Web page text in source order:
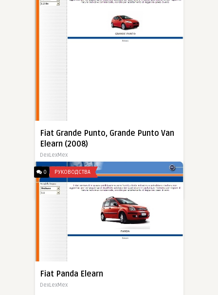
Fiat Grande Punto, Grande Punto Van
Elearn (2008)
DexLexMex
17-04-2013, 19:44
0 РУКОВОДСТВА
Fiat Panda Elearn
DexLexMex